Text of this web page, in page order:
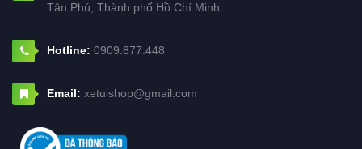
Tân Phú, Thành phố Hồ Chí Minh
Hotline: 0909.877.448
Email: xetuishop@gmail.com